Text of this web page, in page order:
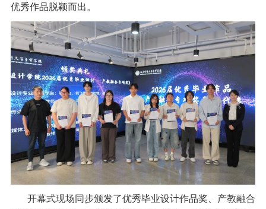
优秀作品脱颖而出。
开幕式现场同步颁发了优秀毕业设计作品奖、产教融合